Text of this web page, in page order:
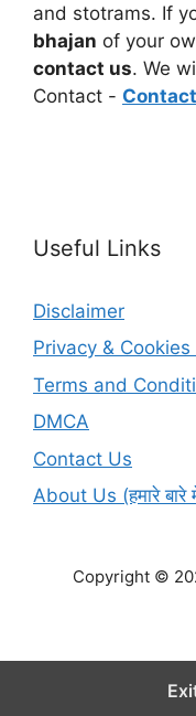
and stotrams. If
bhajan of your
contact us. We
Contact -
Useful Links
Disclaimer
Privacy & Cookies
Terms and
DMCA
Contact Us
About Us (हमारे बारे
Copyright ©